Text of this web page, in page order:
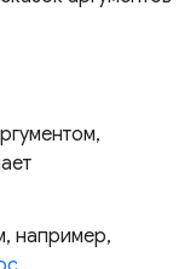
например,